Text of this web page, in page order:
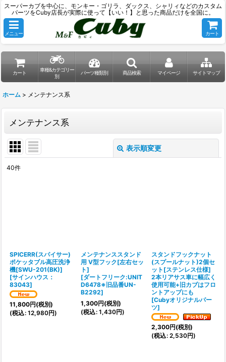
スーパーカブを中心に、モンキー・ゴリラ、ダックス、シャリィなどのカスタム
パーツをCuby店長が実際に使って【いい！】と思った商品だけを全国に。
メニュー カート
カート
車種&カテゴリー
別
パーツ種類別 商品検索 マイページ サイトマップ
ホーム > メンテナンス系
メンテナンス系
表示順変更
40件
SPICERR(スパイサー)
ポケッタブル高圧洗浄
機[SWU-201(BK)]
[サインハウス：
83043]
11,800円(税別)
(税込: 12,980円)
メンテナンススタンド
用 V型フック[左右セッ
ト]
[ダートフリーク:UNIT
D6478※旧品番UN-
B2292]
1,300円(税別)
(税込: 1,430円)
スタンドフックナット
(スプールナット)2個セ
ット[ステンレス仕様]
2本リアサス車に幅広く
使用可能+旧カブはフロ
ントアップにも
[Cubyオリジナルパー
ツ]
2,300円(税別)
(税込: 2,530円)